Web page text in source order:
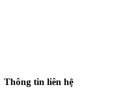
Thông tin liên hệ